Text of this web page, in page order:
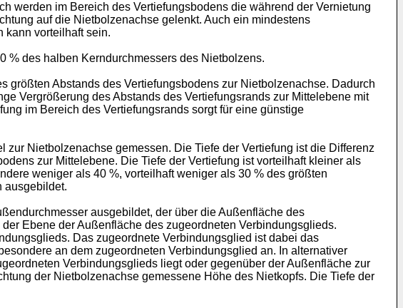
werden im Bereich des Vertiefungsbodens die während der Vernietung
auf die Nietbolzenachse gelenkt. Auch ein mindestens
kann vorteilhaft sein.
% des halben Kerndurchmessers des Nietbolzens.
größten Abstands des Vertiefungsbodens zur Nietbolzenachse. Dadurch
Vergrößerung des Abstands des Vertiefungsrands zur Mittelebene mit
im Bereich des Vertiefungsrands sorgt für eine günstige
Nietbolzenachse gemessen. Die Tiefe der Vertiefung ist die Differenz
zur Mittelebene. Die Tiefe der Vertiefung ist vorteilhaft kleiner als
weniger als 40 %, vorteilhaft weniger als 30 % des größten
ausgebildet.
ausgebildet, der über die Außenfläche des
Ebene der Außenfläche des zugeordneten Verbindungsglieds.
Das zugeordnete Verbindungsglied ist dabei das
an dem zugeordneten Verbindungsglied an. In alternativer
Verbindungsglieds liegt oder gegenüber der Außenfläche zur
der Nietbolzenachse gemessene Höhe des Nietkopfs. Die Tiefe der